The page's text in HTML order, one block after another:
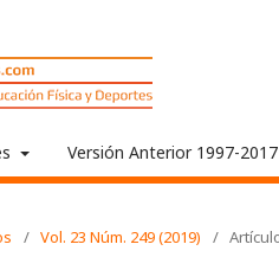
Versión Anterior 1997-2017
/ Vol. 23 Núm. 249 (2019) /